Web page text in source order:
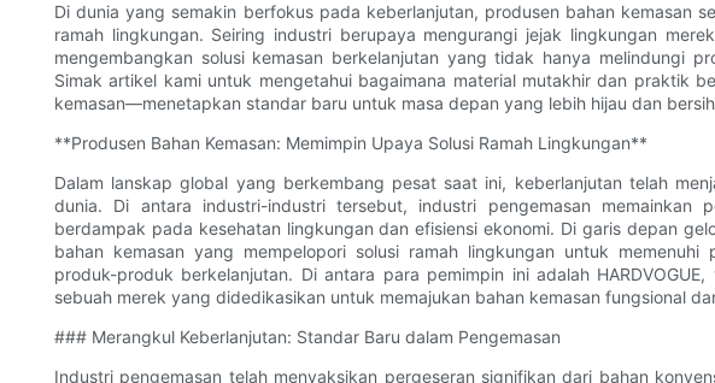
Di dunia yang semakin berfokus pada keberlanjutan, produsen bahan kemasan
ramah lingkungan. Seiring industri berupaya mengurangi jejak lingkungan
mengembangkan solusi kemasan berkelanjutan yang tidak hanya melindungi
Simak artikel kami untuk mengetahui bagaimana material mutakhir dan praktik
kemasan—menetapkan standar baru untuk masa depan yang lebih hijau dan
**Produsen Bahan Kemasan: Memimpin Upaya Solusi Ramah Lingkungan**
Dalam lanskap global yang berkembang pesat saat ini, keberlanjutan telah
dunia. Di antara industri-industri tersebut, industri pengemasan memainkan
berdampak pada kesehatan lingkungan dan efisiensi ekonomi. Di garis depan
bahan kemasan yang mempelopori solusi ramah lingkungan untuk
produk-produk berkelanjutan. Di antara para pemimpin ini adalah
sebuah merek yang didedikasikan untuk memajukan bahan kemasan fungsional
### Merangkul Keberlanjutan: Standar Baru dalam Pengemasan
Industri pengemasan telah menyaksikan pergeseran signifikan dari bahan